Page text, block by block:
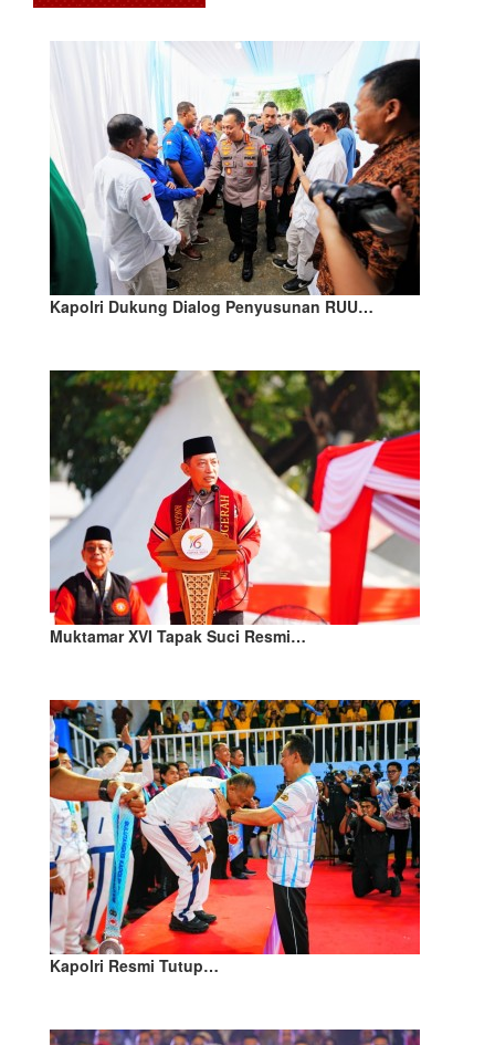
Kapolri Dukung Dialog Penyusunan RUU…
Muktamar XVI Tapak Suci Resmi…
Kapolri Resmi Tutup…